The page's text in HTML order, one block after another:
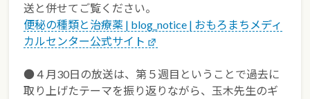
送と併せてご覧ください。
便秘の種類と治療薬 | blog_notice | おもろまちメディ
カルセンター公式サイト
●４月30日の放送は、第５週目ということで過去に
取り上げたテーマを振り返りながら、玉木先生のギ